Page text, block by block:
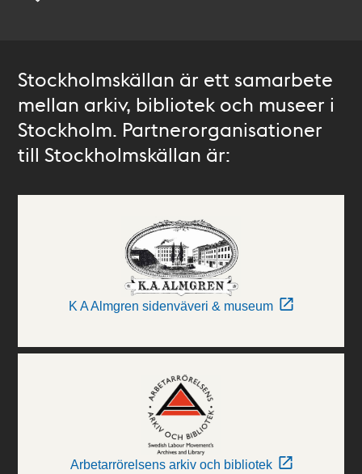
Stockholmskällan är ett samarbete
mellan arkiv, bibliotek och museer i
Stockholm. Partnerorganisationer
till Stockholmskällan är:
K A Almgren sidenväveri & museum
Arbetarrörelsens arkiv och bibliotek